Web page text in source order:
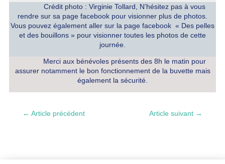
Crédit photo : Virginie Tollard, N’hésitez pas à vous
rendre sur sa page facebook pour visionner plus de photos.
Vous pouvez également aller sur la page facebook « Des pelles
et des bouillons » pour visionner toutes les photos de cette
journée.
Merci aux bénévoles présents des 8h le matin pour
assurer notamment le bon fonctionnement de la buvette mais
également la sécurité.
← Article précédent Article suivant →